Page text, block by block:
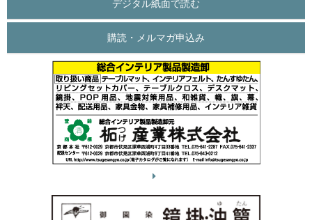
デジタル紙面で読む
購読・メルマガ申込み